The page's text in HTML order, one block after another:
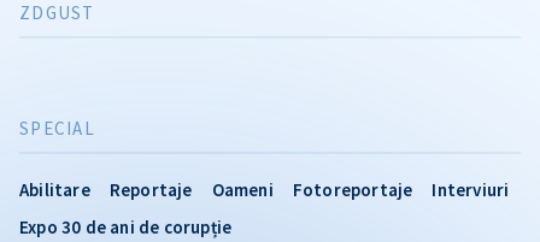
SPECIAL
Abilitare Reportaje Oameni Fotoreportaje
Interviuri
Expo 30 de ani de corupție
ZDGUST